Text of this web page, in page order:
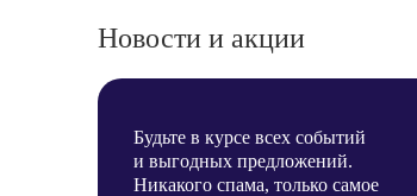
Новости и акции
Будьте в курсе всех событий
и выгодных предложений.
Никакого спама, только самое